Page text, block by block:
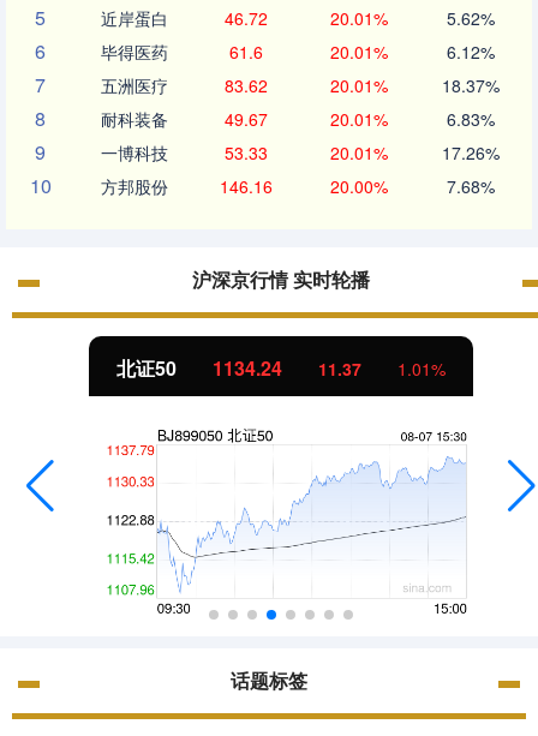
5 近岸蛋白 46.72 20.01% 5.62%
6 毕得医药 61.6 20.01% 6.12%
7 五洲医疗 83.62 20.01% 18.37%
8 耐科装备 49.67 20.01% 6.83%
9 一博科技 53.33 20.01% 17.26%
10 方邦股份 146.16 20.00% 7.68%
沪深京行情 实时轮播
北证50 1134.24 11.37 1.01%
话题标签